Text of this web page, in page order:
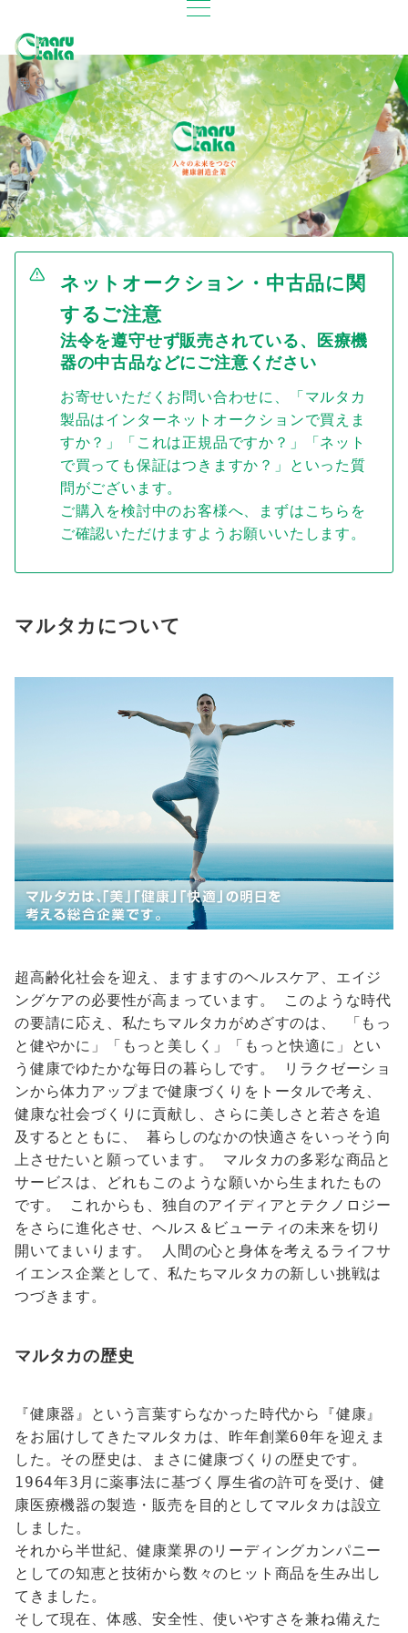
ネットオークション・中古品に関
するご注意
法令を遵守せず販売されている、医療機
器の中古品などにご注意ください
お寄せいただくお問い合わせに、「マルタカ
製品はインターネットオークションで買えま
すか？」「これは正規品ですか？」「ネット
で買っても保証はつきますか？」といった質
問がございます。
ご購入を検討中のお客様へ、まずはこちらを
ご確認いただけますようお願いいたします。
マルタカについて
超高齢化社会を迎え、ますますのヘルスケア、エイジ
ングケアの必要性が高まっています。 このような時代
の要請に応え、私たちマルタカがめざすのは、 「もっ
と健やかに」「もっと美しく」「もっと快適に」とい
う健康でゆたかな毎日の暮らしです。 リラクゼーショ
ンから体力アップまで健康づくりをトータルで考え、
健康な社会づくりに貢献し、さらに美しさと若さを追
及するとともに、 暮らしのなかの快適さをいっそう向
上させたいと願っています。 マルタカの多彩な商品と
サービスは、どれもこのような願いから生まれたもの
です。 これからも、独自のアイディアとテクノロジー
をさらに進化させ、ヘルス＆ビューティの未来を切り
開いてまいります。 人間の心と身体を考えるライフサ
イエンス企業として、私たちマルタカの新しい挑戦は
つづきます。
マルタカの歴史
『健康器』という言葉すらなかった時代から『健康』
をお届けしてきたマルタカは、昨年創業60年を迎えま
した。その歴史は、まさに健康づくりの歴史です。
1964年3月に薬事法に基づく厚生省の許可を受け、健
康医療機器の製造・販売を目的としてマルタカは設立
しました。
それから半世紀、健康業界のリーディングカンパニー
としての知恵と技術から数々のヒット商品を生み出し
てきました。
そして現在、体感、安全性、使いやすさを兼ね備えた